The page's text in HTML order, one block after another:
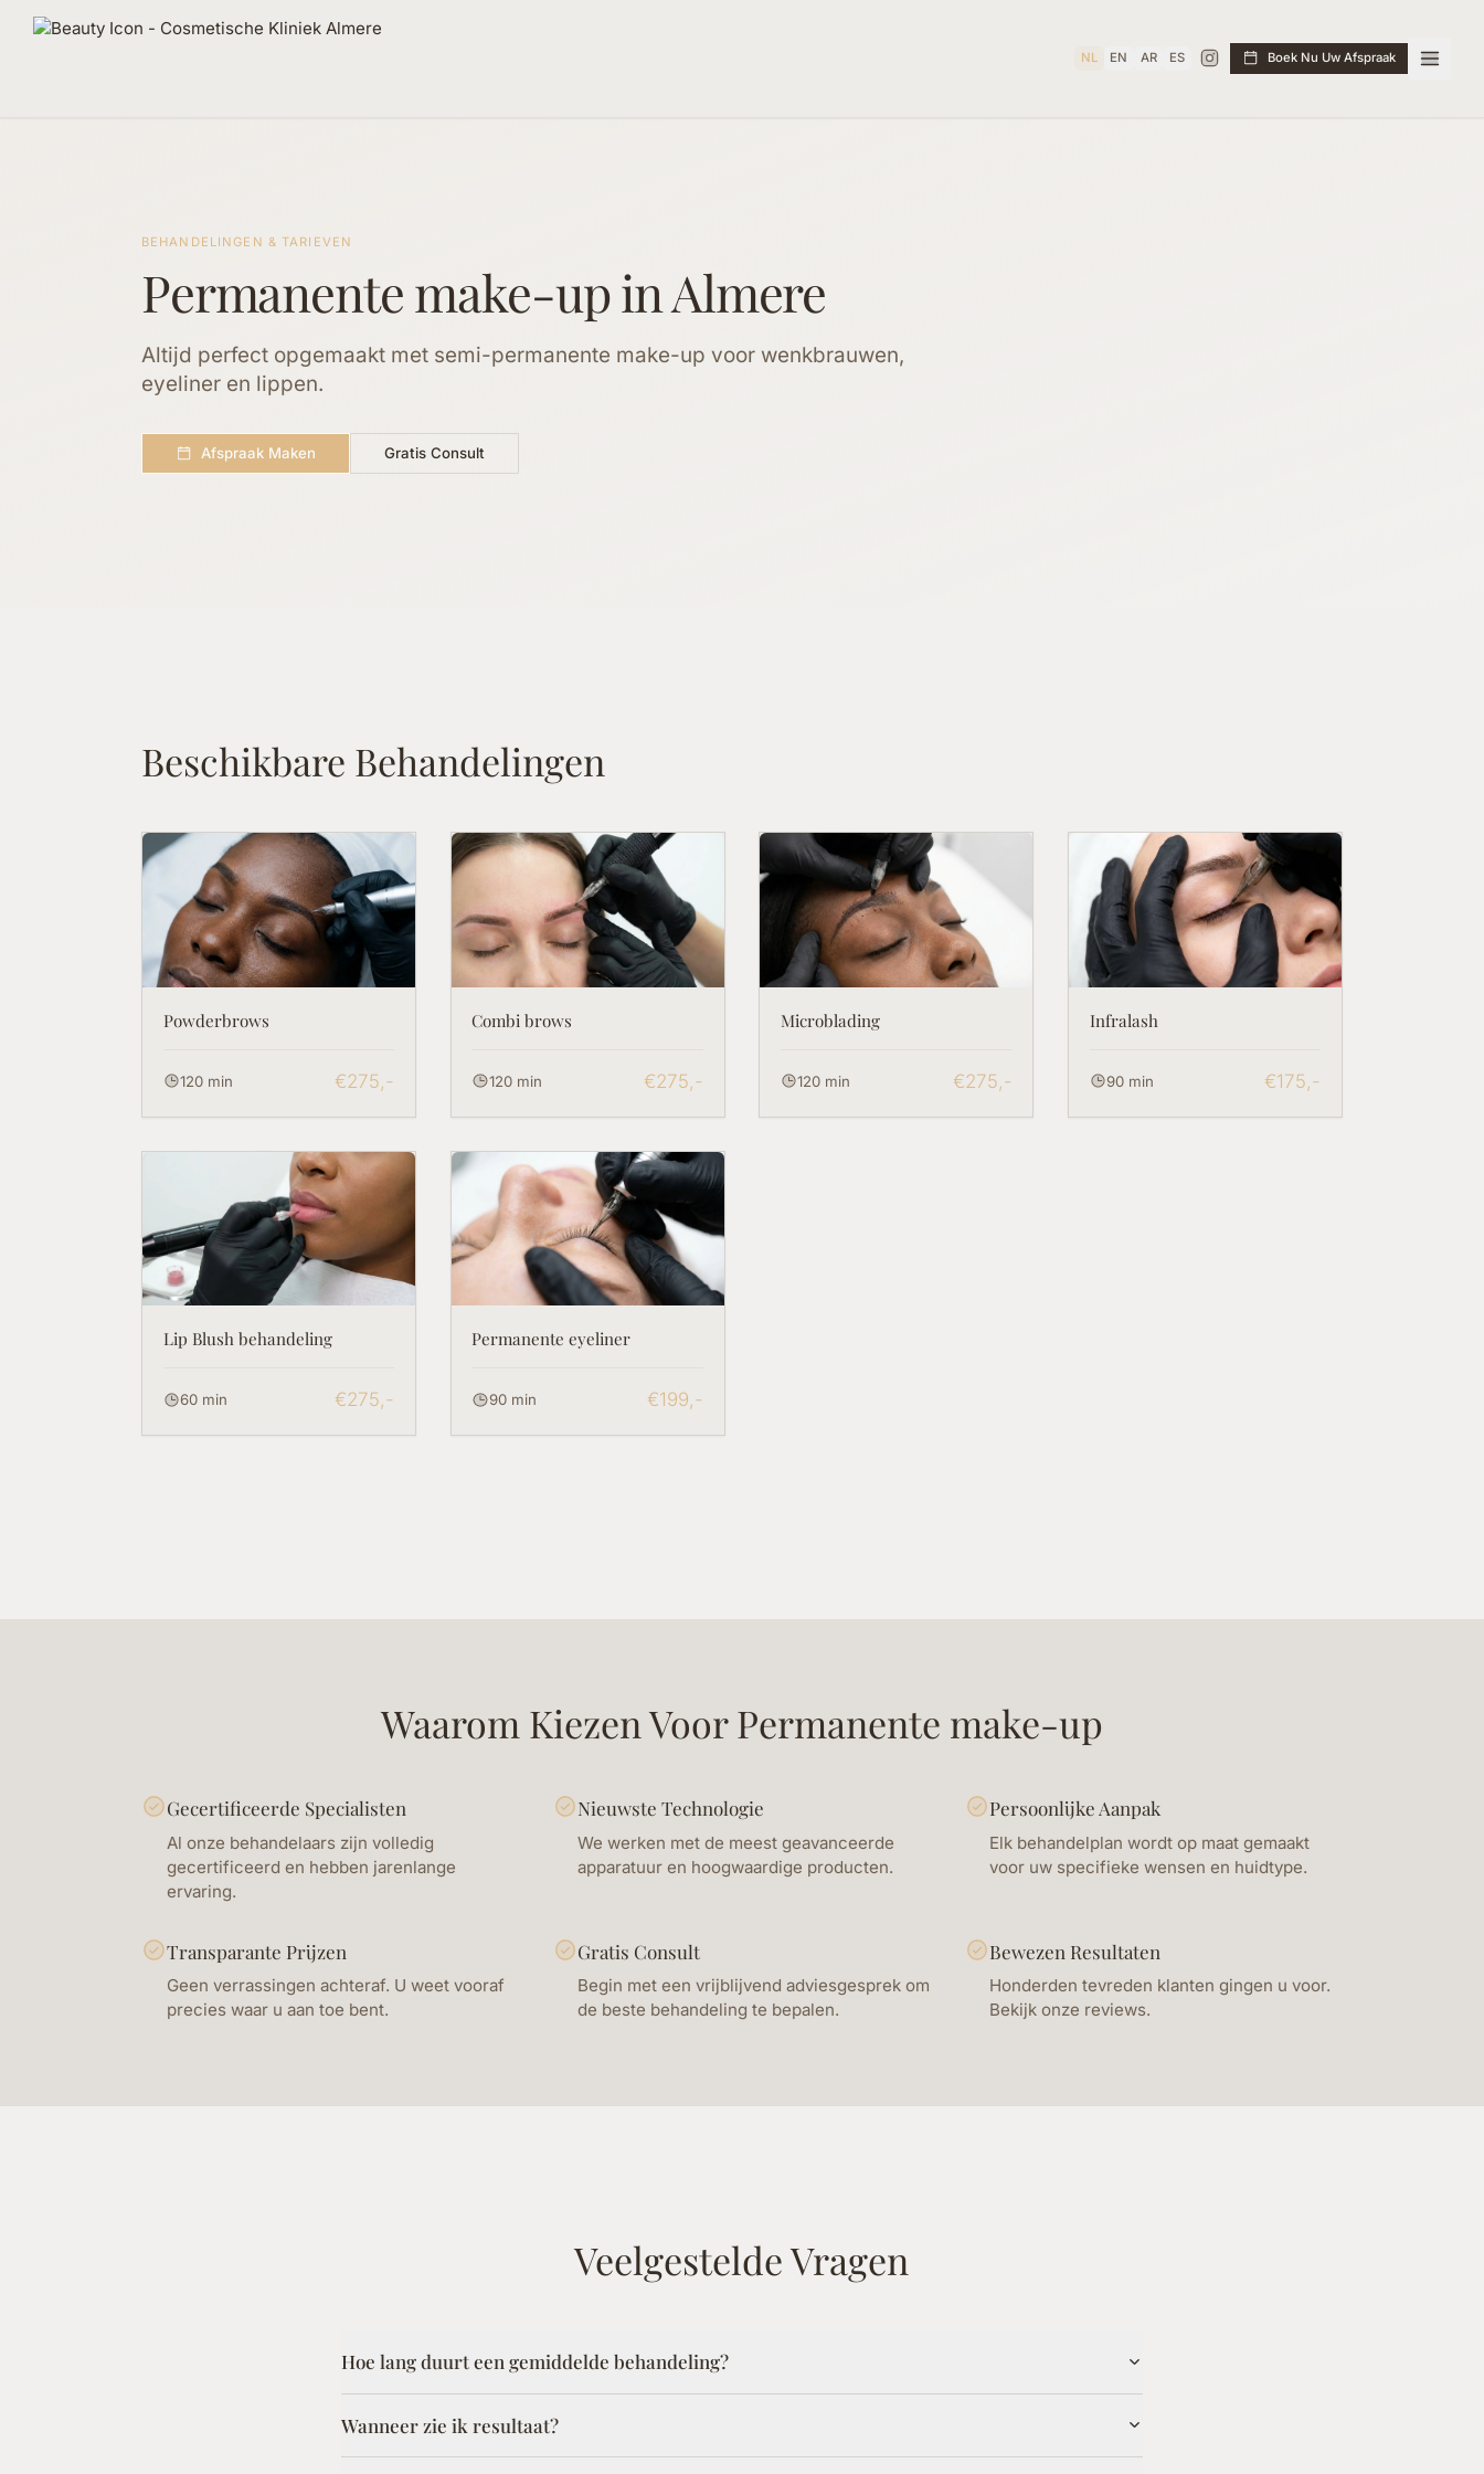
NL EN AR ES Boek Nu Uw Afspraak
BEHANDELINGEN & TARIEVEN
Permanente make-upin Almere
Altijd perfect opgemaakt met semi-permanente make-up voor wenkbrauwen,
eyeliner en lippen.
Afspraak Maken Gratis Consult
Beschikbare Behandelingen
Powderbrows
120 min €275,-
Combi brows
120 min €275,-
Microblading
120 min €275,-
Infralash
90 min €175,-
Lip Blush behandeling
60 min €275,-
Permanente eyeliner
90 min €199,-
Waarom Kiezen VoorPermanente make-up
Gecertificeerde Specialisten
Al onze behandelaars zijn volledig
gecertificeerd en hebben jarenlange
ervaring.
Nieuwste Technologie
We werken met de meest geavanceerde
apparatuur en hoogwaardige producten.
Persoonlijke Aanpak
Elk behandelplan wordt op maat gemaakt
voor uw specifieke wensen en huidtype.
Transparante Prijzen
Geen verrassingen achteraf. U weet vooraf
precies waar u aan toe bent.
Gratis Consult
Begin met een vrijblijvend adviesgesprek om
de beste behandeling te bepalen.
Bewezen Resultaten
Honderden tevreden klanten gingen u voor.
Bekijk onze reviews.
Veelgestelde Vragen
Hoe lang duurt een gemiddelde behandeling?
Wanneer zie ik resultaat?